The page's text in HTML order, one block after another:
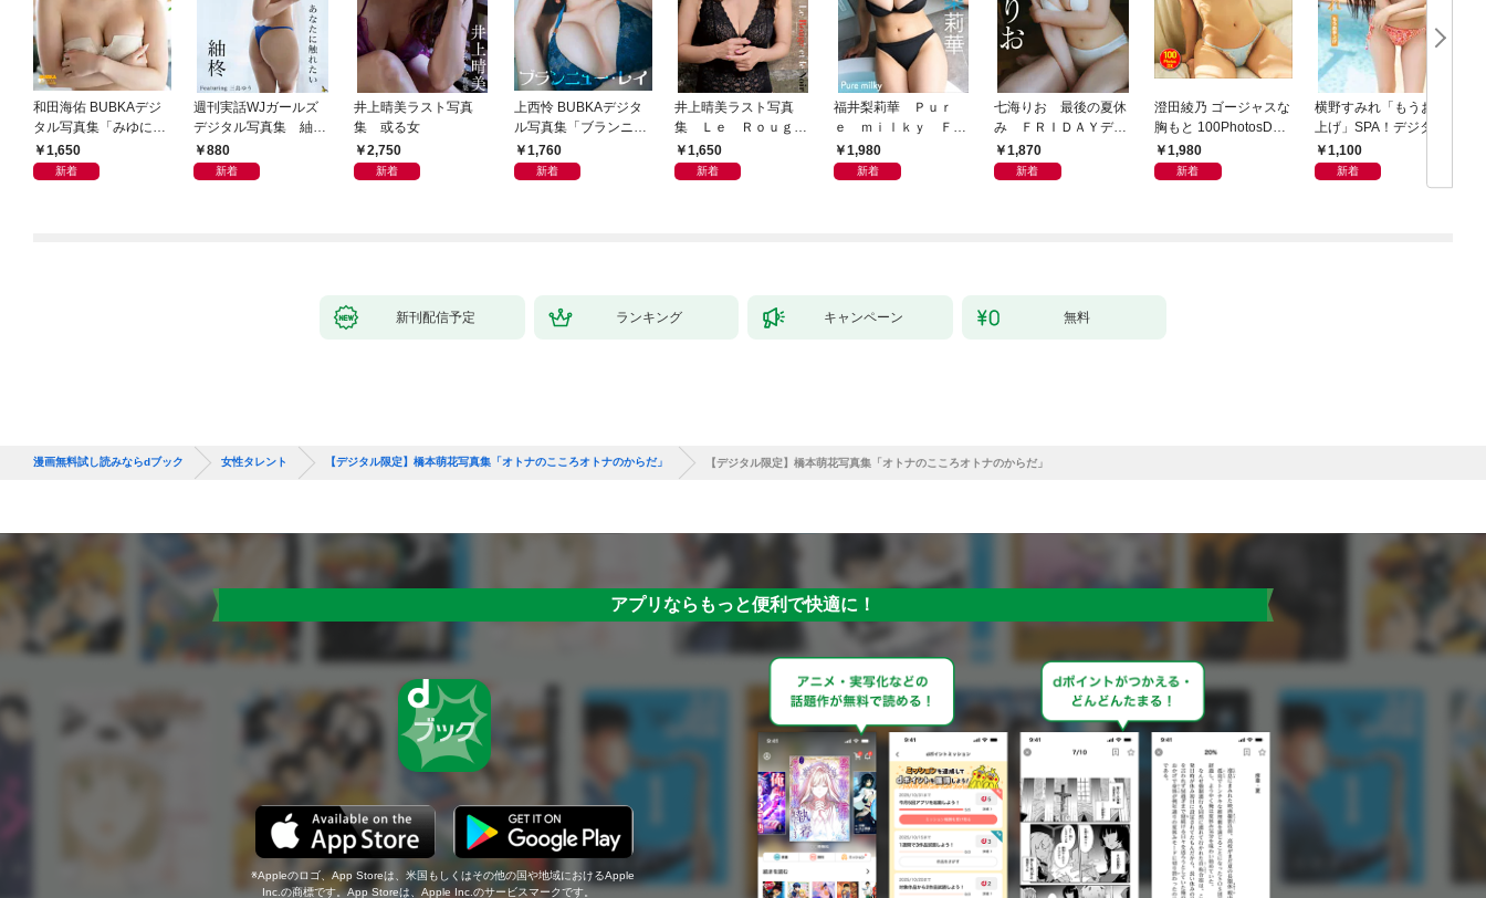
和田海佑 BUBKAデジ
タル写真集「みゆに夢
中。」
1,650
新着
週刊実話WJガールズ
デジタル写真集 紬柊
「あなたに触れたい」
featuring 三島ゆう
880
新着
井上晴美ラスト写真
集 或る女
2,750
新着
上西怜 BUBKAデジタ
ル写真集「ブランニュ
ー・レイ」
1,760
新着
井上晴美ラスト写真
集 Ｌｅ Ｒｏｕｇ
ｅ ｅｔ ｌｅ Ｎｏ
ｉｒ
1,650
新着
福井梨莉華 Ｐｕｒ
ｅ ｍｉｌｋｙ ＦＲ
ＩＤＡＹデジタル写真
集
1,980
新着
七海りお 最後の夏休
み ＦＲＩＤＡＹデジ
タル写真集
1,870
新着
澄田綾乃 ゴージャスな
胸もと 100PhotosDX[s
abra net e-Book]
1,980
新着
横野すみれ「もうお手
上げ」SPA！デジタル
写真集
1,100
新着
新刊配信予定 ランキング キャンペーン 無料
漫画無料試し読みならdブック 女性タレント 【デジタル限定】橋本萌花写真集「オトナのこころオトナのからだ」 【デジタル限定】橋本萌花写真集「オトナのこころオトナのからだ」
アプリならもっと便利で快適に！
Appleのロゴ、App Storeは、米国もしくはその他の国や地域におけるApple
Inc.の商標です。App Storeは、Apple Inc.のサービスマークです。